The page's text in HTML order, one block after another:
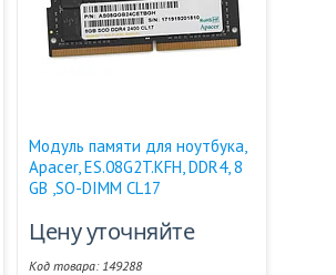
Модуль памяти для ноутбука,
Apacer, ES.08G2T.KFH, DDR4, 8
GB ,SO-DIMM CL17
Цену уточняйте
149288